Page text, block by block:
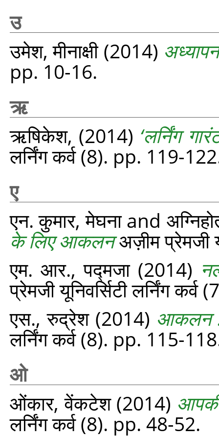
उ
उमेश, मीनाक्षी(2014)
pp. 10-16.
ऋ
ऋषिकेश, (2014) ‘लर्निंग
लर्निंग कर्व (8). pp. 119-
ए
एन. कुमार, मेघनाand
के लिए आकलनअज़ीम प्रेमजी
एम. आर., पद्मजा(2014)
प्रेमजी यूनिवर्सिटी लर्निंग
एस., रुद्रेश(2014) आकलन :
लर्निंग कर्व (8). pp. 115-
ओ
ओंकार, वेंकटेश(2014)
लर्निंग कर्व (8). pp. 48-52.